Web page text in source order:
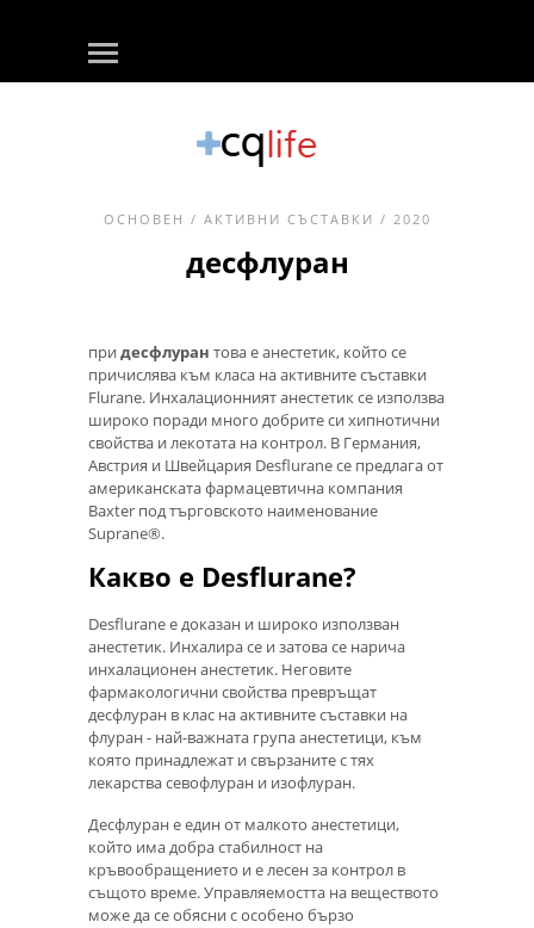
ОСНОВЕН / АКТИВНИ СЪСТАВКИ / 2020
десфлуран
при десфлуран това е анестетик, който се
причислява към класа на активните съставки
Flurane. Инхалационният анестетик се използва
широко поради много добрите си хипнотични
свойства и лекотата на контрол. В Германия,
Австрия и Швейцария Desflurane се предлага от
американската фармацевтична компания
Baxter под търговското наименование
Suprane®.
Какво е Desflurane?
Desflurane е доказан и широко използван
анестетик. Инхалира се и затова се нарича
инхалационен анестетик. Неговите
фармакологични свойства превръщат
десфлуран в клас на активните съставки на
флуран - най-важната група анестетици, към
която принадлежат и свързаните с тях
лекарства севофлуран и изофлуран.
Десфлуран е един от малкото анестетици,
който има добра стабилност на
кръвообращението и е лесен за контрол в
същото време. Управляемостта на веществото
може да се обясни с особено бързо